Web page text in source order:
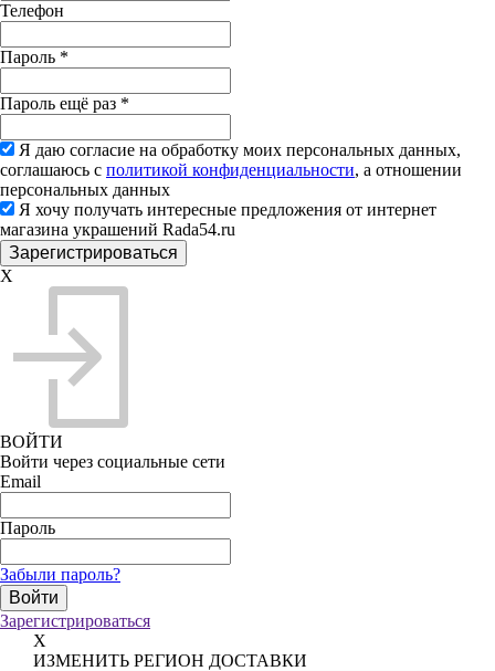
Телефон
Пароль *
Пароль ещё раз *
Я даю согласие на обработку моих персональных данных,
соглашаюсь с политикой конфиденциальности, а отношении
персональных данных
Я хочу получать интересные предложения от интернет
магазина украшений Rada54.ru
X
ВОЙТИ
Войти через социальные сети
Email
Пароль
Забыли пароль?
Зарегистрироваться
X
ИЗМЕНИТЬ РЕГИОН ДОСТАВКИ